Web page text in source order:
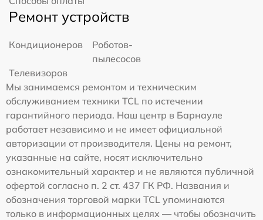
Ремонт устройств
Кондиционеров
Роботов-
пылесосов
Телевизоров
Мы занимаемся ремонтом и техническим
обслуживанием техники TCL по истечении
гарантийного периода. Наш центр в Барнауле
работает независимо и не имеет официальной
авторизации от производителя. Цены на ремонт,
указанные на сайте, носят исключительно
ознакомительный характер и не являются публичной
офертой согласно п. 2 ст. 437 ГК РФ. Названия и
обозначения торговой марки TCL упоминаются
только в информационных целях — чтобы обозначить